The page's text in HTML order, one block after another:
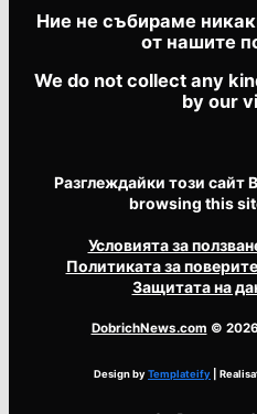
Ние не събираме
от нашите
We do not collect any
by our
Разглеждайки този сайт
browsing this
Условията за
Политиката за
Защитата на
DobrichNews.com ©
Design byTemplateify |